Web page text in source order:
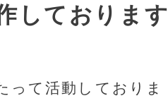
しております
って活動しておりま